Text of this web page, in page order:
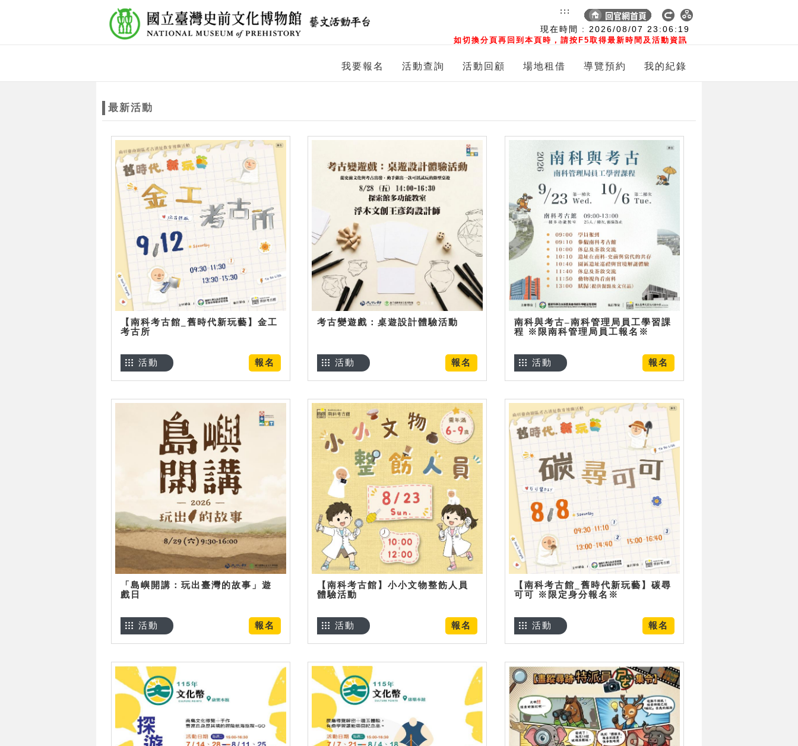
現在時間 : 2026/08/07 23:06:20
如切換分頁再回到本頁時，請按F5取得最新時間及活動資訊
:::
我要報名 活動查詢 活動回顧 場地租借 導覽預約 我的紀錄
最新活動
【南科考古館_舊時代新玩藝】金工
考古所
報名
活動
考古變遊戲：桌遊設計體驗活動
報名
活動
南科與考古–南科管理局員工學習課
程 ※限南科管理局員工報名※
報名
活動
「島嶼開講：玩出臺灣的故事」遊
戲日
報名
活動
【南科考古館】小小文物整飭人員
體驗活動
報名
活動
【南科考古館_舊時代新玩藝】碳尋
可可 ※限定身分報名※
報名
活動